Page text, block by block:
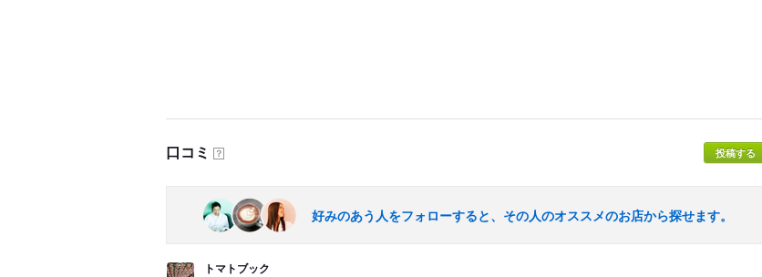
口コミ ？ 投稿する
好みのあう人をフォローすると、その人のオススメのお店から探せます。
トマトブック